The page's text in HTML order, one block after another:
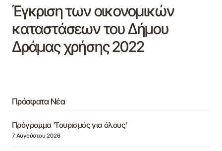
Έγκριση των οικονομικών
καταστάσεων του Δήμου
Δράμας χρήσης 2022
Πρόσφατα Νέα
Πρόγραμμα ‘Τουρισμός για όλους’
7 Αυγούστου 2026